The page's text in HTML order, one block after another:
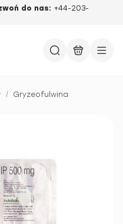
do nas: +44-203-
/ Gryzeofulwina